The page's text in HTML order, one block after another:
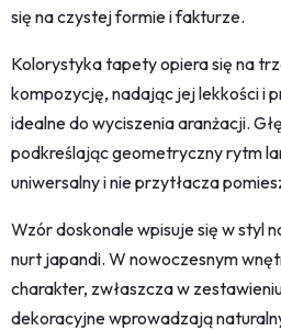
się na czystej formie i fakturze.
Kolorystyka tapety opiera się na
kompozycję, nadając jej lekkości i
idealne do wyciszenia aranżacji.
podkreślając geometryczny rytm
uniwersalny i nie przytłacza
Wzór doskonale wpisuje się w styl
nurt japandi. W nowoczesnym
charakter, zwłaszcza w
dekoracyjne wprowadzają